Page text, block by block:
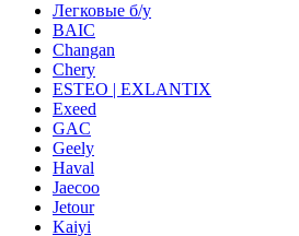
Легковые б/у
BAIC
Changan
Chery
ESTEO | EXLANTIX
Exeed
GAC
Geely
Haval
Jaecoo
Jetour
Kaiyi